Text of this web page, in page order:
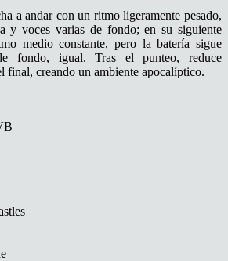
a andar con un ritmo ligeramente pesado,
y voces varias de fondo; en su siguiente
medio constante, pero la batería sigue
fondo, igual. Tras el punteo, reduce
final, creando un ambiente apocalíptico.